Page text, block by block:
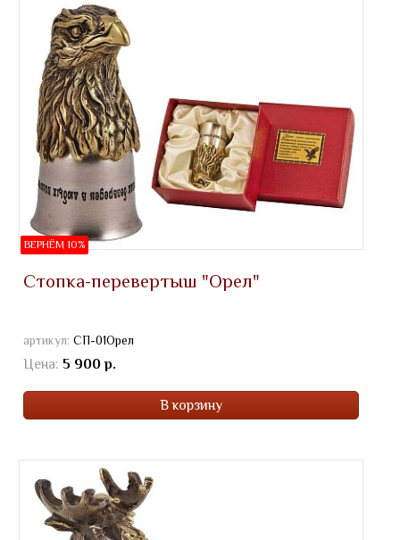
ВЕРНЁМ 10%
Стопка-перевертыш "Орел"
артикул: СП-01Орел
Цена: 5 900 р.
В корзину